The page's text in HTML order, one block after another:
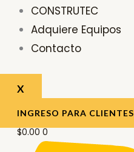
CONSTRUTEC
Adquiere Equipos
Contacto
X
INGRESO PARA CLIENTES
$0.00 0